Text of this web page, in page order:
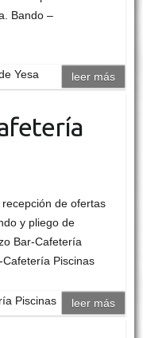
Bando –
Yesa leer más
de ofertas
y pliego de
Bar-Cafetería
Piscinas
Piscinas leer más